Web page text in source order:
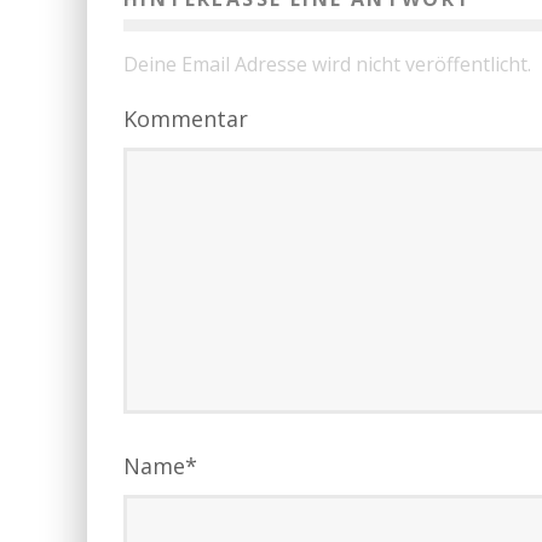
Deine Email Adresse wird nicht veröffentlicht.
Kommentar
Name*